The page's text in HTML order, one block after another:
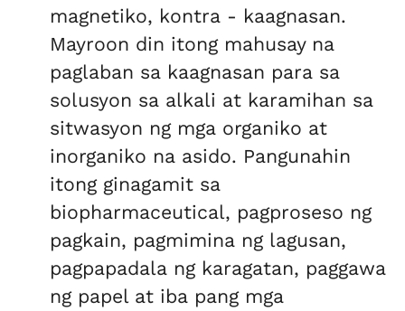
magnetiko, kontra - kaagnasan.
Mayroon din itong mahusay na
paglaban sa kaagnasan para sa
solusyon sa alkali at karamihan sa
sitwasyon ng mga organiko at
inorganiko na asido. Pangunahin
itong ginagamit sa
biopharmaceutical, pagproseso ng
pagkain, pagmimina ng lagusan,
pagpapadala ng karagatan, paggawa
ng papel at iba pang mga